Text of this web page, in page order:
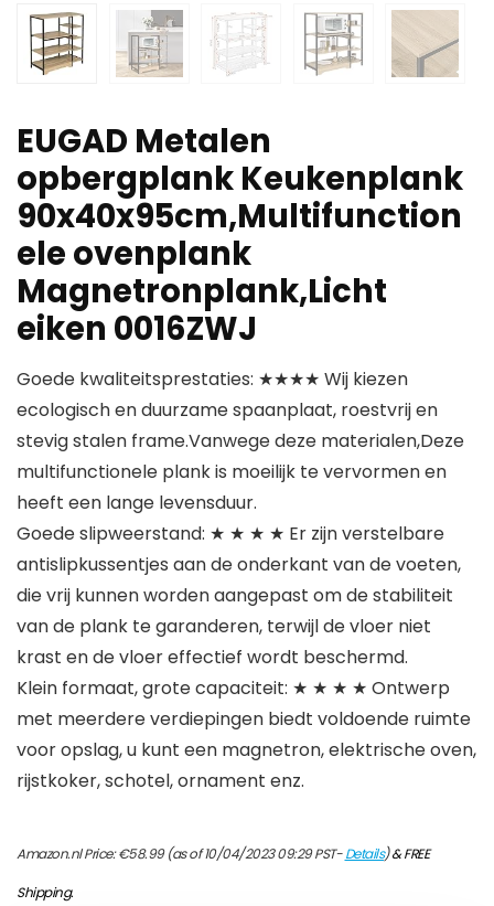
EUGAD Metalen
opbergplank Keukenplank
90x40x95cm,Multifunction
ele ovenplank
Magnetronplank,Licht
eiken 0016ZWJ
Goede kwaliteitsprestaties: ★★★★ Wij kiezen
ecologisch en duurzame spaanplaat, roestvrij en
stevig stalen frame.Vanwege deze materialen,Deze
multifunctionele plank is moeilijk te vervormen en
heeft een lange levensduur.
Goede slipweerstand: ★ ★ ★ ★ Er zijn verstelbare
antislipkussentjes aan de onderkant van de voeten,
die vrij kunnen worden aangepast om de stabiliteit
van de plank te garanderen, terwijl de vloer niet
krast en de vloer effectief wordt beschermd.
Klein formaat, grote capaciteit: ★ ★ ★ ★ Ontwerp
met meerdere verdiepingen biedt voldoende ruimte
voor opslag, u kunt een magnetron, elektrische oven,
rijstkoker, schotel, ornament enz.
Amazon.nl Price:€58.99(as of 10/04/2023 09:29 PST-Details)&FREE
Shipping.